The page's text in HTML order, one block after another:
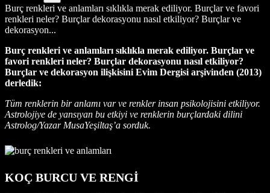
Burç renkleri ve anlamları sıklıkla merak ediliyor. Burçlar ve favori
renkleri neler? Burçlar dekorasyonu nasıl etkiliyor? Burçlar ve
dekorasyon...
Burç renkleri ve anlamları sıklıkla merak ediliyor. Burçlar ve
favori renkleri neler? Burçlar dekorasyonu nasıl etkiliyor?
Burçlar ve dekorasyon ilişkisini Evim Dergisi arşivinden (2013)
derledik:
Tüm renklerin bir anlamı var ve renkler insan psikolojisini etkiliyor.
Astrolojiye de yansıyan bu etkiyi ve renklerin burçlardaki dilini
Astrolog/Yazar MusaYeşiltaş’a sorduk.
KOÇ BURCU VE RENGİ